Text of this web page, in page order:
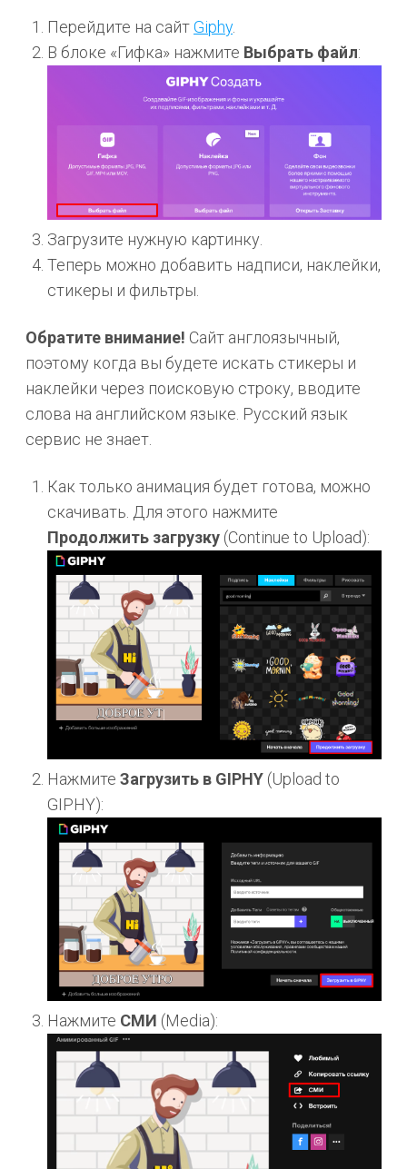
Перейдите на сайтGiphy.
В блоке «Гифка» нажмите Выбрать файл:
Загрузите нужную картинку.
Теперь можно добавить надписи, наклейки,
стикеры и фильтры.
Обратите внимание! Сайт англоязычный,
поэтому когда вы будете искать стикеры и
наклейки через поисковую строку, вводите
слова на английском языке. Русский язык
сервис не знает.
Как только анимация будет готова, можно
скачивать. Для этого нажмите
Продолжить загрузку (Continue to Upload):
Нажмите Загрузить в GIPHY (Upload to
GIPHY):
Нажмите СМИ (Media):